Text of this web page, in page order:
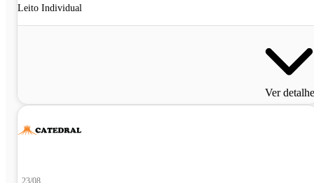
Leito Individual
Ver
23/08